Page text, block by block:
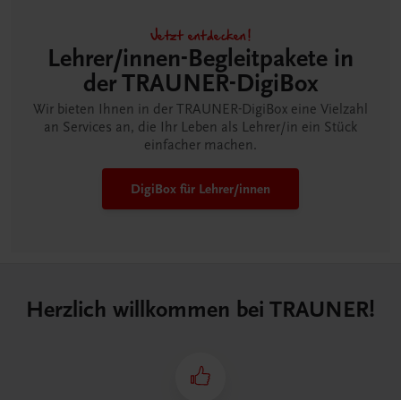
Jetzt entdecken!
Lehrer/innen-Begleitpakete in
der TRAUNER-DigiBox
Wir bieten Ihnen in der TRAUNER-DigiBox eine Vielzahl
an Services an, die Ihr Leben als Lehrer/in ein Stück
einfacher machen.
DigiBox für Lehrer/innen
Herzlich willkommen bei TRAUNER!